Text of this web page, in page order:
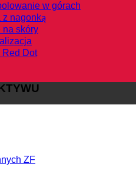
w górach
z nagonką
na skóry
Red Dot
ZF